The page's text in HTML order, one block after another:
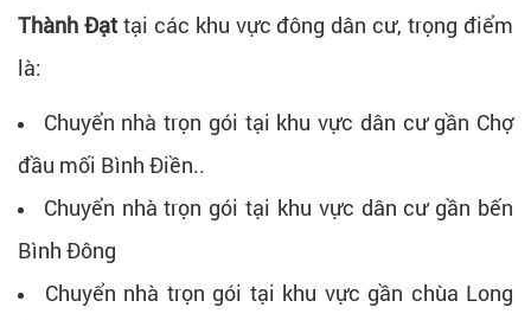
Thành Đạttại các khu vực đông dân cư, trọng điểm
là:
Chuyển nhà trọn gói tại khu vực dân cư gần Chợ
đầu mối Bình Điền..
Chuyển nhà trọn gói tại khu vực dân cư gần bến
Bình Đông
Chuyển nhà trọn gói tại khu vực gần chùa Long